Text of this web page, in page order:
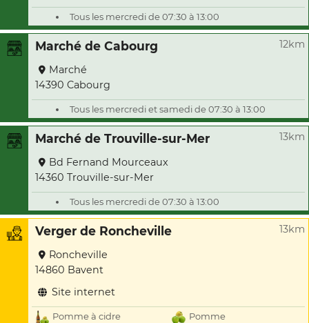
Tous les mercredi de 07:30 à 13:00
Marché de Cabourg 12km
Marché
14390 Cabourg
Tous les mercredi et samedi de 07:30 à 13:00
Marché de Trouville-sur-Mer 13km
Bd Fernand Mourceaux
14360 Trouville-sur-Mer
Tous les mercredi de 07:30 à 13:00
Verger de Roncheville 13km
Roncheville
14860 Bavent
Site internet
Pomme à cidre Pomme